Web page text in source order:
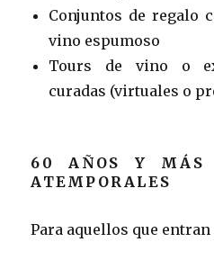
Conjuntos de regalo
vino espumoso
Tours de vino o
curadas (virtuales o
60 AÑOS Y MÁS
ATEMPORALES
Para aquellos que